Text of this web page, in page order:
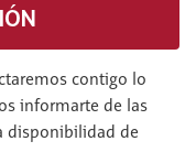
contigo lo
informarte de las
disponibilidad de